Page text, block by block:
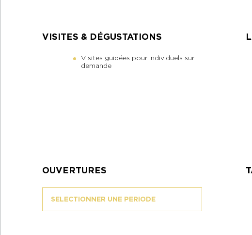
VISITES & DÉGUSTATIONS
Visites guidées pour individuels sur
demande
OUVERTURES
SELECTIONNER UNE PERIODE